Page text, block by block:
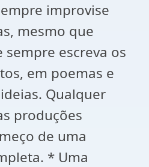
improvise
mesmo que
escreva os
em poemas e
Qualquer
produções
de uma
* Uma